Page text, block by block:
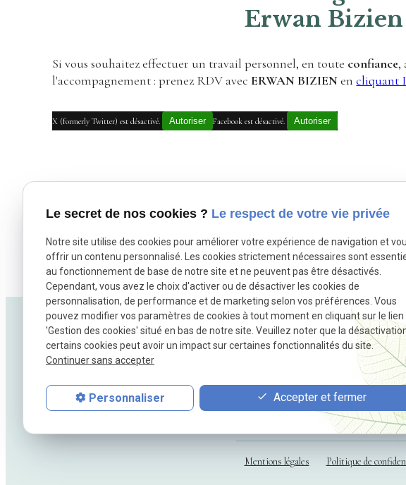
Erwan Bizien
Si vous souhaitez effectuer un travail personnel, en toute confiance,
l'accompagnement : prenez RDV avec ERWAN BIZIENencliquant
X (formerly Twitter) est désactivé. Autoriser Facebook est désactivé. Autoriser
Télecharger
Mentions légales Politique de
Le secret de nos cookies ? Le respect de votre vie privée
Notre site utilise des cookies pour améliorer votre expérience de navigation et
offrir un contenu personnalisé. Les cookies strictement nécessaires sont
au fonctionnement de base de notre site et ne peuvent pas être désactivés.
Cependant, vous avez le choix d'activer ou de désactiver les cookies de
personnalisation, de performance et de marketing selon vos préférences. Vous
pouvez modifier vos paramètres de cookies à tout moment en cliquant sur le lien
'Gestion des cookies' situé en bas de notre site. Veuillez noter que la
certains cookies peut avoir un impact sur certaines fonctionnalités du site.
Continuer sans accepter
Personnaliser Accepter et fermer